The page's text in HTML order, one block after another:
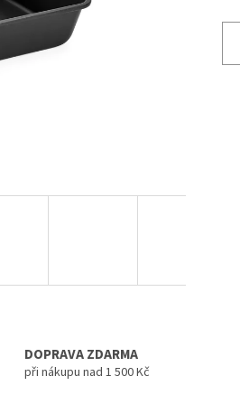
DOPRAVA ZDARMA
při nákupu nad 1 500 Kč